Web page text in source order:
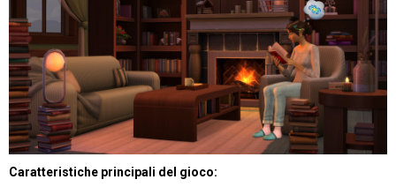
Caratteristiche principali del gioco: